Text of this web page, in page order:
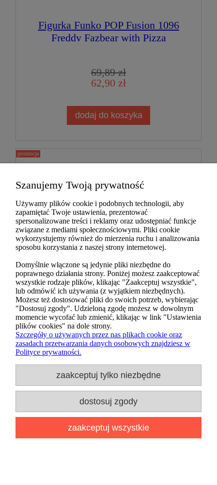
Figurka Funko POP Fusion 1096
Freddy Fazbear with Pizza
69,89 zł
62,90 zł
dodaj do koszyka
Figurka Funko POP Kingdom
Hearts 1120 Lingering Will
64,89 zł
dodaj do koszyka
promocja
Szanujemy Twoją prywatność
Używamy plików cookie i podobnych technologii, aby
zapamiętać Twoje ustawienia, prezentować
spersonalizowane treści i reklamy oraz udostępniać funkcje
związane z mediami społecznościowymi. Pliki cookie
wykorzystujemy również do mierzenia ruchu i analizowania
sposobu korzystania z naszej strony internetowej.
Domyślnie włączone są jedynie pliki niezbędne do
poprawnego działania strony. Poniżej możesz zaakceptować
wszystkie rodzaje plików, klikając "Zaakceptuj wszystkie",
lub odmówić ich używania (z wyjątkiem niezbędnych).
Możesz też dostosować pliki do swoich potrzeb, wybierając
"Dostosuj zgody". Udzieloną zgodę możesz w dowolnym
momencie wycofać lub zmienić, klikając w link "Ustawienia
plików cookies" na dole strony.
Szczegóły o używanych przez nas plikach cookie oraz
zasadach przetwarzania danych osobowych znajdziesz w
Polityce prywatności.
zaakceptuj tylko niezbędne
dostosuj zgody
zaakceptuj wszystkie